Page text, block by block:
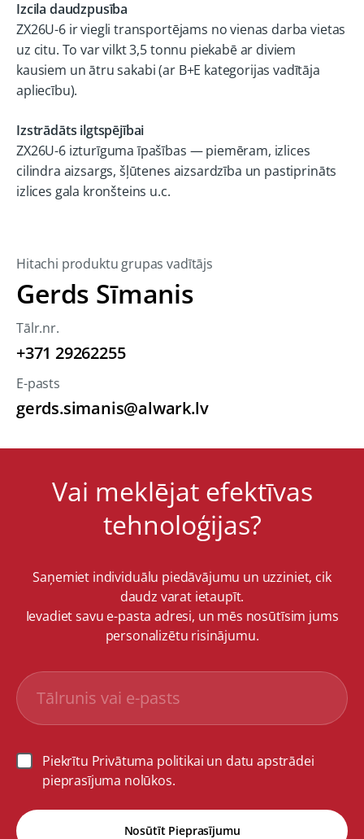
Izcila daudzpusība
ZX26U-6 ir viegli transportējams no vienas darba vietas
uz citu. To var vilkt 3,5 tonnu piekabē ar diviem
kausiem un ātru sakabi (ar B+E kategorijas vadītāja
apliecību).
Izstrādāts ilgtspējībai
ZX26U-6 izturīguma īpašības — piemēram, izlices
cilindra aizsargs, šļūtenes aizsardzība un pastiprināts
izlices gala kronšteins u.c.
Hitachi produktu grupas vadītājs
Gerds Sīmanis
Tālr.nr.
+371 29262255
E-pasts
gerds.simanis@alwark.lv
Vai meklējat efektīvas
tehnoloģijas?
Saņemiet individuālu piedāvājumu un uzziniet, cik
daudz varat ietaupīt.
Ievadiet savu e-pasta adresi, un mēs nosūtīsim jums
personalizētu risinājumu.
Piekrītu Privātuma politikai un datu apstrādei
pieprasījuma nolūkos.
Nosūtīt Pieprasījumu